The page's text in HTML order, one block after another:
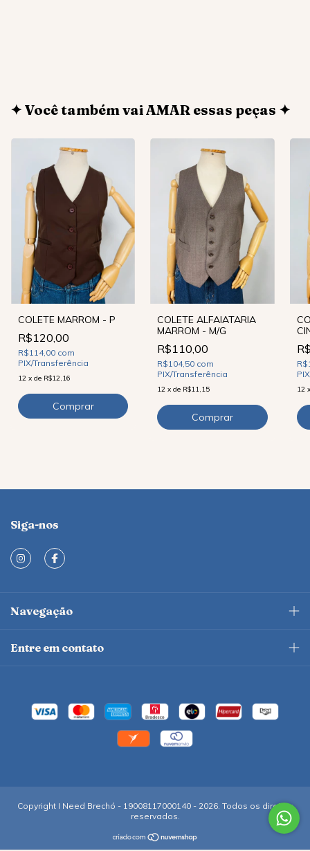
✦ Você também vai AMAR essas peças ✦
COLETE MARROM - P
R$120,00
R$114,00 com
PIX/Transferência
12 x de R$12,16
COLETE ALFAIATARIA
MARROM - M/G
R$110,00
R$104,50 com
PIX/Transferência
12 xde R$11,15 12
Siga-nos
Navegação
Entre em contato
Copyright I Need Brechó - 19008117000140 - 2026. Todos os direitos
reservados.